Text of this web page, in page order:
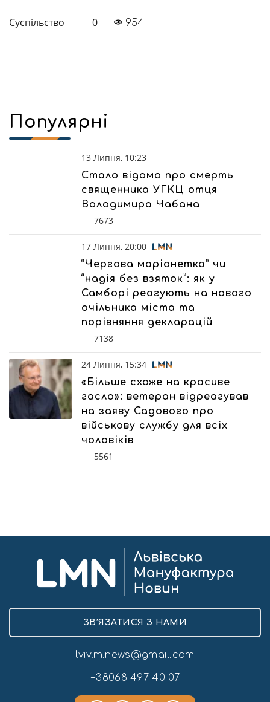
Суспільство 0 954
Популярні
13 Липня, 10:23
Стало відомо про смерть
священника УГКЦ отця
Володимира Чабана
7673
17 Липня, 20:00
“Чергова маріонетка” чи
“надія без взяток”: як у
Самборі реагують на нового
очільника міста та
порівняння декларацій
7138
24 Липня, 15:34
«Більше схоже на красиве
гасло»: ветеран відреагував
на заяву Садового про
військову службу для всіх
чоловіків
5561
ЗВ’ЯЗАТИСЯ З НАМИ
lviv.m.news@gmail.com
+38068 497 40 07